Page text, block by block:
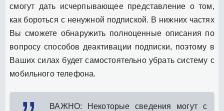
смогут дать исчерпывающее представление о том,
как бороться с ненужной подпиской. В нижних частях
Вы сможете обнаружить полноценные описания по
вопросу способов деактивации подписки, поэтому в
Ваших силах будет самостоятельно убрать систему с
мобильного телефона.
ВАЖНО: Некоторые сведения могут с